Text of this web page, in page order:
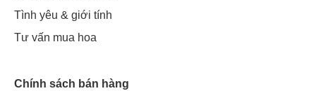
Tình yêu & giới tính
Tư vấn mua hoa
Chính sách bán hàng